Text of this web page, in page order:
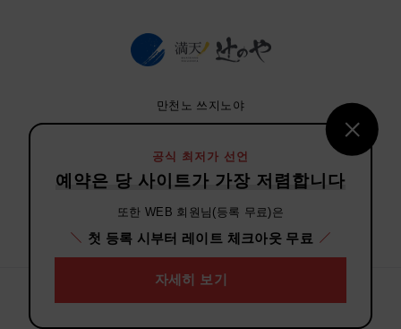
공식 최저가 선언
예약은 당 사이트가 가장 저렴합니다
또한 WEB 회원님(등록 무료)은
첫 등록 시부터 레이트 체크아웃 무료
자세히 보기
만천노 쓰지노야
비손 호텔즈